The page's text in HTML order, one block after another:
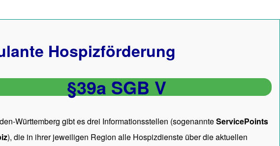
Hospizförderung
§39a SGB V
Württemberg gibt es drei Informationsstellen (sogenannteServicePoints
), die in ihrer jeweiligen Region alle Hospizdienste über die aktuellen